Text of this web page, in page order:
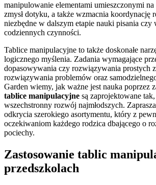
manipulowanie elementami umieszczonymi
zmysł dotyku, a także wzmacnia koordynację
niezbędne w dalszym etapie nauki pisania
codziennych czynności.
Tablice manipulacyjne to także doskonałe
logicznego myślenia. Zadania wymagające
dopasowywania czy rozwiązywania prostych
rozwiązywania problemów oraz
Garden wiemy, jak ważne jest nauka poprzez
tablice manipulacyjne są zaprojektowane
wszechstronny rozwój najmłodszych.
odkrycia szerokiego asortymentu, który z
oczekiwaniom każdego rodzica dbającego o
pociechy.
Zastosowanie tablic
przedszkolach